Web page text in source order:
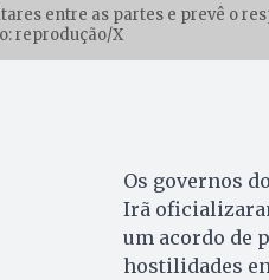
entre as partes e prevê o
reprodução/X
Os governos
Irã
um acordo de
hostilidades